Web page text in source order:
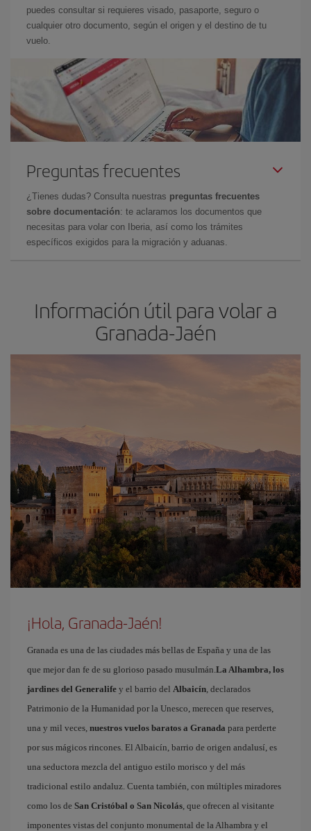
puedes consultar si requieres visado, pasaporte, seguro o
cualquier otro documento, según el origen y el destino de tu
vuelo.
Preguntas frecuentes
¿Tienes dudas? Consulta nuestras preguntas frecuentes
sobre documentación: te aclaramos los documentos que
necesitas para volar con Iberia, así como los trámites
específicos exigidos para la migración y aduanas.
Información útil para volar a
Granada-Jaén
¡Hola, Granada-Jaén!
Granada es una de las ciudades más bellas de España y una de las
que mejor dan fe de su glorioso pasado musulmán.La Alhambra, los
jardines del Generalife y el barrio del Albaicín, declarados
Patrimonio de la Humanidad por la Unesco, merecen que reserves,
una y mil veces, nuestros vuelos baratos a Granada para perderte
por sus mágicos rincones. El Albaicín, barrio de origen andalusí, es
una seductora mezcla del antiguo estilo morisco y del más
tradicional estilo andaluz. Cuenta también, con múltiples miradores
como los de San Cristóbal o San Nicolás, que ofrecen al visitante
imponentes vistas del conjunto monumental de la Alhambra y el